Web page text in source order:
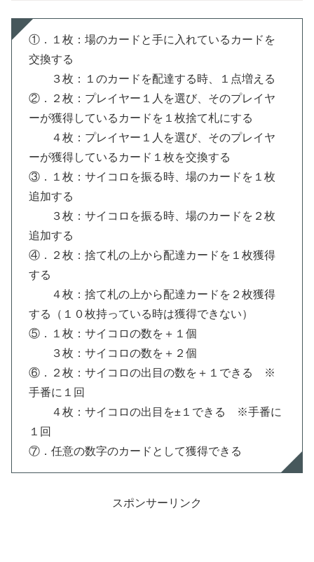
①．１枚：場のカードと手に入れているカードを
交換する
３枚：１のカードを配達する時、１点増える
②．２枚：プレイヤー１人を選び、そのプレイヤ
ーが獲得しているカードを１枚捨て札にする
４枚：プレイヤー１人を選び、そのプレイヤ
ーが獲得しているカード１枚を交換する
③．１枚：サイコロを振る時、場のカードを１枚
追加する
３枚：サイコロを振る時、場のカードを２枚
追加する
④．２枚：捨て札の上から配達カードを１枚獲得
する
４枚：捨て札の上から配達カードを２枚獲得
する（１０枚持っている時は獲得できない）
⑤．１枚：サイコロの数を＋１個
３枚：サイコロの数を＋２個
⑥．２枚：サイコロの出目の数を＋１できる ※
手番に１回
４枚：サイコロの出目を±１できる ※手番に
１回
⑦．任意の数字のカードとして獲得できる
スポンサーリンク